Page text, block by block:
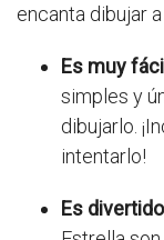
encanta dibujar
Es muy
simples y
dibujarlo.
intentarlo!
Es